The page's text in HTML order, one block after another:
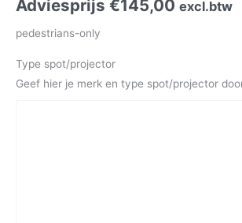
Adviesprijs €145,00 excl.btw
pedestrians-only
Type spot/projector
Geef hier je merk en type spot/projector